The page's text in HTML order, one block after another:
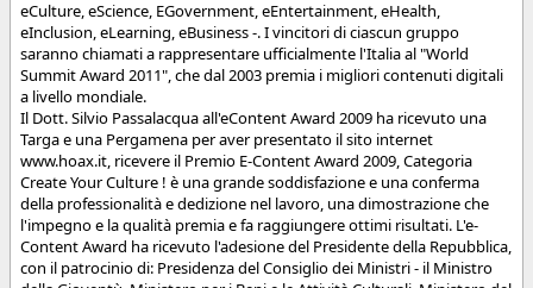
eCulture, eScience, EGovernment, eEntertainment, eHealth,
eInclusion, eLearning, eBusiness -. I vincitori di ciascun gruppo
saranno chiamati a rappresentare ufficialmente l'Italia al "World
Summit Award 2011", che dal 2003 premia i migliori contenuti digitali
a livello mondiale.
Il Dott. Silvio Passalacqua all'eContent Award 2009 ha ricevuto una
Targa e una Pergamena per aver presentato il sito internet
www.hoax.it, ricevere il Premio E-Content Award 2009, Categoria
Create Your Culture ! è una grande soddisfazione e una conferma
della professionalità e dedizione nel lavoro, una dimostrazione che
l'impegno e la qualità premia e fa raggiungere ottimi risultati. L'e-
Content Award ha ricevuto l'adesione del Presidente della Repubblica,
con il patrocinio di: Presidenza del Consiglio dei Ministri - il Ministro